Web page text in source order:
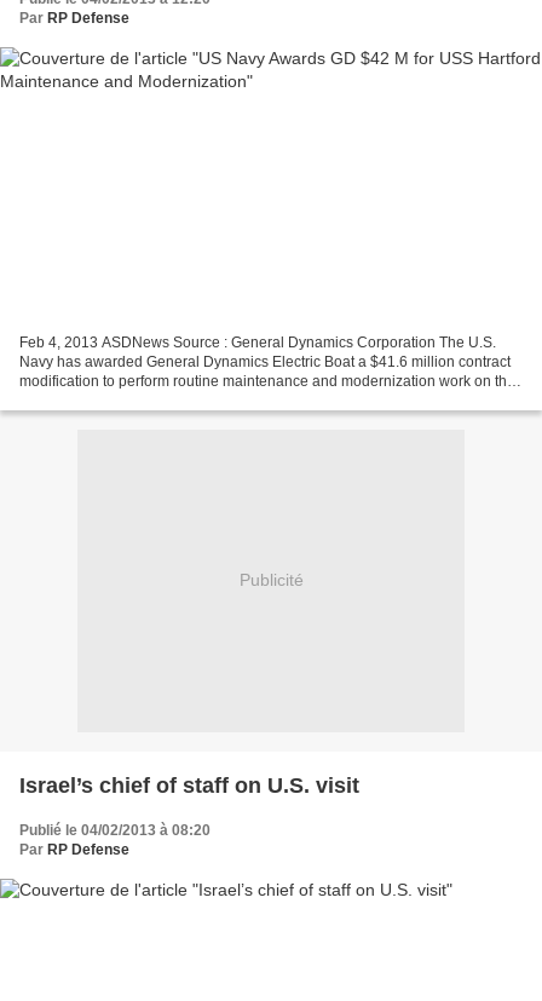
Par RP Defense
Feb 4, 2013 ASDNews Source : General Dynamics Corporation The U.S.
Navy has awarded General Dynamics Electric Boat a $41.6 million contract
modification to perform routine maintenance and modernization work on the
Publicité
Israel’s chief of staff on U.S. visit
Publié le 04/02/2013 à 08:20
Par RP Defense